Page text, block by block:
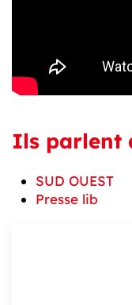
Ils parlent
SUD OUEST
Presse lib